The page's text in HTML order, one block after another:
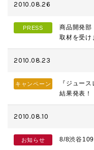
2010.08.26
PRESS
商品開発部
取材を受け
2010.08.23
キャンペーン
『ジュー
結果発表！
2010.08.10
お知らせ 8/8渋谷